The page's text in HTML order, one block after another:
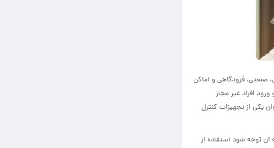
صنعتی، فرودگاهی و اماکن
افراد غیر مجاز
یکی از تجهیزات کنترل
توجه شود استفاده از